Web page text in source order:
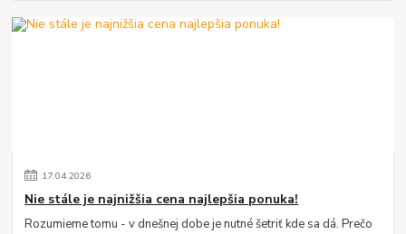
17.04.2026
Nie stále je najnižšia cena najlepšia ponuka!
Rozumieme tomu - v dnešnej dobe je nutné šetriť kde sa dá. Prečo